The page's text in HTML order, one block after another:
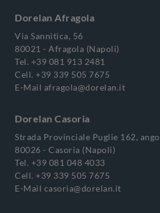
Dorelan Afragola
Via Sannitica, 56
80021 - Afragola (Napoli)
Tel. +39 081 913 2481
Cell. +39 339 505 7675
E-Mail afragola@dorelan.it
Dorelan Casoria
Strada Provinciale Puglie 162,
80026 - Casoria (Napoli)
Tel. +39 081 048 4033
Cell. +39 339 505 7675
E-Mail casoria@dorelan.it